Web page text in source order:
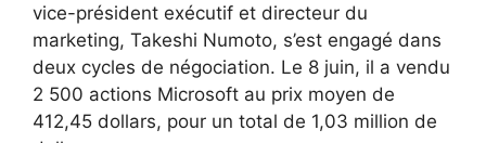
vice-président exécutif et directeur du
marketing, Takeshi Numoto, s’est engagé dans
deux cycles de négociation. Le 8 juin, il a vendu
2 500 actions Microsoft au prix moyen de
412,45 dollars, pour un total de 1,03 million de